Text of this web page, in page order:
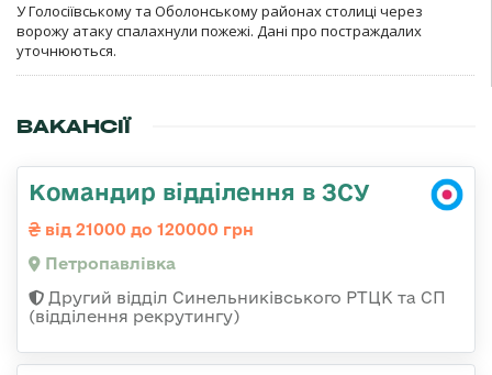
У Голосіївському та Оболонському районах столиці через
ворожу атаку спалахнули пожежі. Дані про постраждалих
уточнюються.
ВАКАНСІЇ
Командир відділення в ЗСУ
від 21000 до 120000 грн
Петропавлівка
Другий відділ Синельниківського РТЦК та СП
(відділення рекрутингу)